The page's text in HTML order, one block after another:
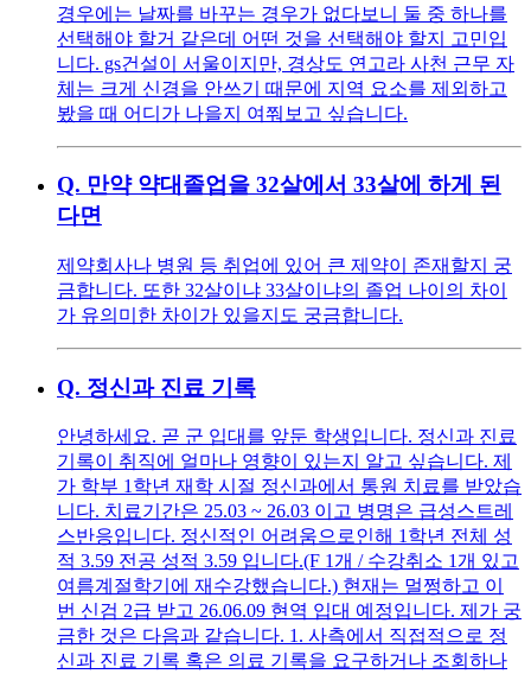
경우에는 날짜를 바꾸는 경우가 없다보니 둘 중 하나를
선택해야 할거 같은데 어떤 것을 선택해야 할지 고민입
니다. gs건설이 서울이지만, 경상도 연고라 사천 근무 자
체는 크게 신경을 안쓰기 때문에 지역 요소를 제외하고
봤을 때 어디가 나을지 여쭤보고 싶습니다.
Q. 만약 약대졸업을 32살에서 33살에 하게 된
다면
제약회사나 병원 등 취업에 있어 큰 제약이 존재할지 궁
금합니다. 또한 32살이냐 33살이냐의 졸업 나이의 차이
가 유의미한 차이가 있을지도 궁금합니다.
Q. 정신과 진료 기록
안녕하세요. 곧 군 입대를 앞둔 학생입니다. 정신과 진료
기록이 취직에 얼마나 영향이 있는지 알고 싶습니다. 제
가 학부 1학년 재학 시절 정신과에서 통원 치료를 받았습
니다. 치료기간은 25.03 ~ 26.03 이고 병명은 급성스트레
스반응입니다. 정신적인 어려움으로인해 1학년 전체 성
적 3.59 전공 성적 3.59 입니다.(F 1개 / 수강취소 1개 있고
여름계절학기에 재수강했습니다.) 현재는 멀쩡하고 이
번 신검 2급 받고 26.06.09 현역 입대 예정입니다. 제가 궁
금한 것은 다음과 같습니다. 1. 사측에서 직접적으로 정
신과 진료 기록 혹은 의료 기록을 요구하거나 조회하나